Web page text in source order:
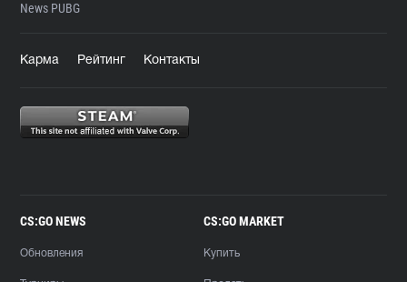
News PUBG
Карма Рейтинг Контакты
CS:GO NEWS
Обновления
CS:GO MARKET
Купить